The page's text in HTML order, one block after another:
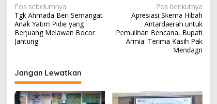
N
a
v
i
a
s
Pos sebelumnya
Tgk Ahmada Beri Semangat
Anak Yatim Pidie yang
Berjuang Melawan Bocor
Jantung
Pos berikutnya
Apresiasi Skema Hibah
Antardaerah untuk
Pemulihan Bencana, Bupati
Armia: Terima Kasih Pak
Mendagri
Jangan Lewatkan